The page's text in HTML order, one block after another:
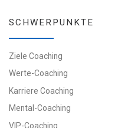
SCHWERPUNKTE
Ziele Coaching
Werte-Coaching
Karriere Coaching
Mental-Coaching
VIP-Coaching